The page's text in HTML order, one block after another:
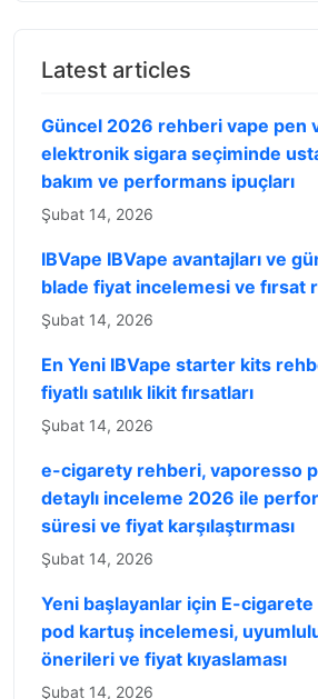
Latest articles
Güncel 2026 rehberi vape pen
elektronik sigara seçiminde
bakım ve performans ipuçları
Şubat 14, 2026
IBVape IBVape avantajları ve
blade fiyat incelemesi ve fırsat
Şubat 14, 2026
En Yeni IBVape starter kits
fiyatlı satılık likit fırsatları
Şubat 14, 2026
e-cigarety rehberi, vaporesso
detaylı inceleme 2026 ile
süresi ve fiyat karşılaştırması
Şubat 14, 2026
Yeni başlayanlar için E-
pod kartuş incelemesi,
önerileri ve fiyat kıyaslaması
Şubat 14, 2026